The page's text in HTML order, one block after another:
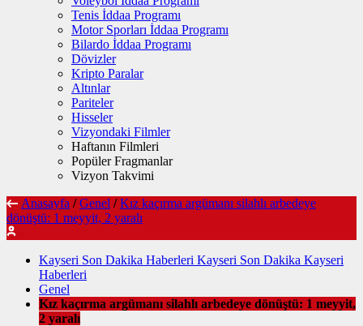
Tenis İddaa Programı
Motor Sporları İddaa Programı
Bilardo İddaa Programı
Dövizler
Kripto Paralar
Altınlar
Pariteler
Hisseler
Vizyondaki Filmler
Haftanın Filmleri
Popüler Fragmanlar
Vizyon Takvimi
Anasayfa / Genel / Kız kaçırma argümanı silahlı arbedeye
dönüştü: 1 meyyit, 2 yaralı
Kayseri Son Dakika Haberleri Kayseri Son Dakika Kayseri
Haberleri
Genel
Kız kaçırma argümanı silahlı arbedeye dönüştü: 1 meyyit,
2 yaralı